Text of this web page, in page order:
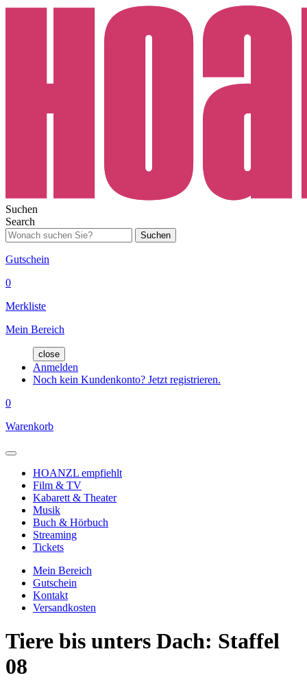
Suchen
Search
Suchen
Gutschein
0
Merkliste
Mein Bereich
close
Anmelden
Noch kein Kundenkonto? Jetzt registrieren.
0
Warenkorb
HOANZL empfiehlt
Film & TV
Kabarett & Theater
Musik
Buch & Hörbuch
Streaming
Tickets
Mein Bereich
Gutschein
Kontakt
Versandkosten
Tiere bis unters Dach: Staffel
08